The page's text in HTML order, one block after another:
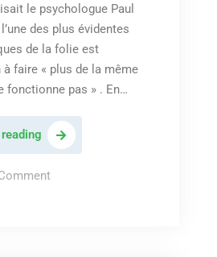
le psychologue Paul
des plus évidentes
de la folie est
à faire « plus de la même
fonctionne pas » . En…
La
décision
deon